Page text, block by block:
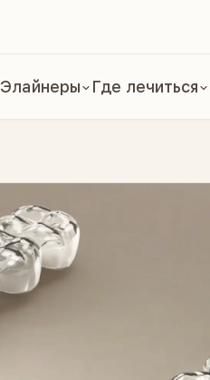
Элайнеры Где лечиться